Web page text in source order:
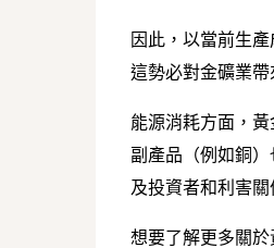
因此，以當前生
這勢必對金礦業帶
能源消耗方面，
副產品（例如銅
及投資者和利害
想要了解更多關